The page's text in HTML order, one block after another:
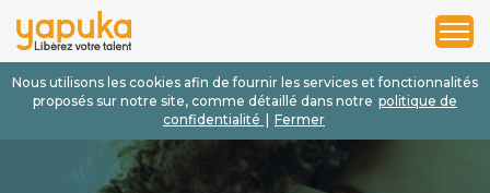
Nous utilisons les cookies afin de fournir les services et fonctionnalités
proposés sur notre site, comme détaillé dans notre politique de
confidentialité
Fermer
1
2
3